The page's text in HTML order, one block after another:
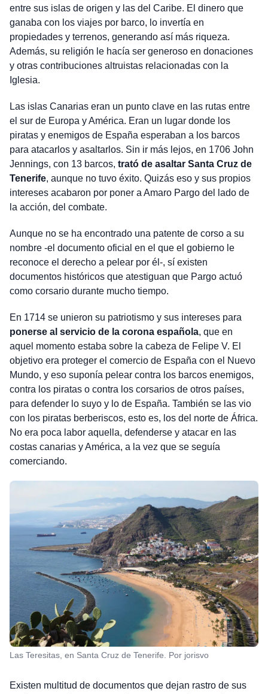
entre sus islas de origen y las del Caribe. El dinero que
ganaba con los viajes por barco, lo invertía en
propiedades y terrenos, generando así más riqueza.
Además, su religión le hacía ser generoso en donaciones
y otras contribuciones altruistas relacionadas con la
Iglesia.
Las islas Canarias eran un punto clave en las rutas entre
el sur de Europa y América. Eran un lugar donde los
piratas y enemigos de España esperaban a los barcos
para atacarlos y asaltarlos. Sin ir más lejos, en 1706 John
Jennings, con 13 barcos, trató de asaltar Santa Cruz de
Tenerife, aunque no tuvo éxito. Quizás eso y sus propios
intereses acabaron por poner a Amaro Pargo del lado de
la acción, del combate.
Aunque no se ha encontrado una patente de corso a su
nombre -el documento oficial en el que el gobierno le
reconoce el derecho a pelear por él-, sí existen
documentos históricos que atestiguan que Pargo actuó
como corsario durante mucho tiempo.
En 1714 se unieron su patriotismo y sus intereses para
ponerse al servicio de la corona española, que en
aquel momento estaba sobre la cabeza de Felipe V. El
objetivo era proteger el comercio de España con el Nuevo
Mundo, y eso suponía pelear contra los barcos enemigos,
contra los piratas o contra los corsarios de otros países,
para defender lo suyo y lo de España. También se las vio
con los piratas berberiscos, esto es, los del norte de África.
No era poca labor aquella, defenderse y atacar en las
costas canarias y América, a la vez que se seguía
comerciando.
Las Teresitas, en Santa Cruz de Tenerife. Por jorisvo
Existen multitud de documentos que dejan rastro de sus